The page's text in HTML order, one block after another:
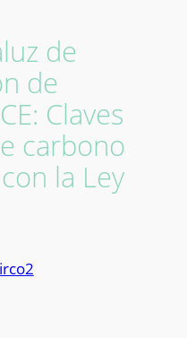
de
de
Claves
carbono
la Ley